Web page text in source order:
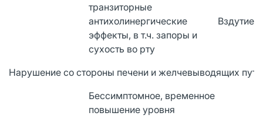
транзиторные
антихолинергические
эффекты, в т.ч. запоры и
сухость во рту
Вздутие
Нарушение со стороны печени и желчевыводящих
Бессимптомное, временное
повышение уровня